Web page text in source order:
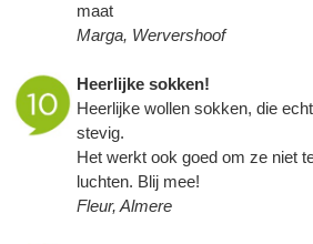
maat
Marga, Wervershoof
Heerlijke sokken!
Heerlijke wollen sokken, die
stevig.
Het werkt ook goed om ze niet
luchten. Blij mee!
Fleur, Almere